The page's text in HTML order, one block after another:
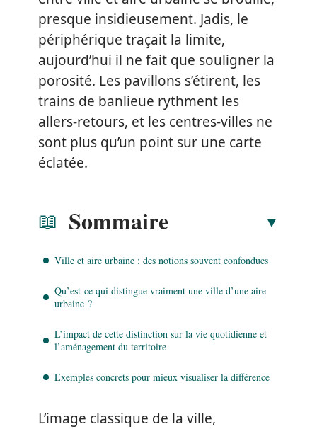
presque insidieusement. Jadis, le
périphérique traçait la limite,
aujourd’hui il ne fait que souligner la
porosité. Les pavillons s’étirent, les
trains de banlieue rythment les
allers-retours, et les centres-villes ne
sont plus qu’un point sur une carte
éclatée.
Sommaire
Ville et aire urbaine : des notions souvent confondues
Qu’est-ce qui distingue vraiment une ville d’une aire
urbaine ?
L’impact de cette distinction sur la vie quotidienne et
l’aménagement du territoire
Exemples concrets pour mieux visualiser la différence
L’image classique de la ville,